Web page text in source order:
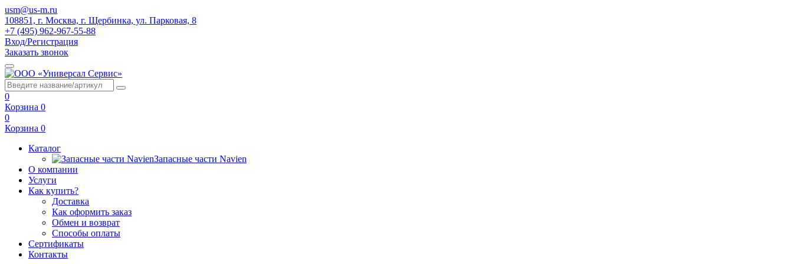
usm@us-m.ru
108851, г. Москва, г. Щербинка, ул. Парковая, 8
+7 (495) 962-967-55-88
Вход/Регистрация
Заказать звонок
0
Корзина 0
0
Корзина 0
Каталог
Запасные части Navien
О компании
Услуги
Как купить?
Доставка
Как оформить заказ
Обмен и возврат
Способы оплаты
Сертификаты
Контакты